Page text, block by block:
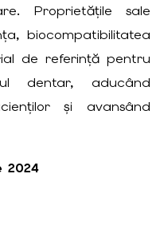
Proprietățile sale
biocompatibilitatea
de referință pentru
dentar, aducând
și avansând
2024